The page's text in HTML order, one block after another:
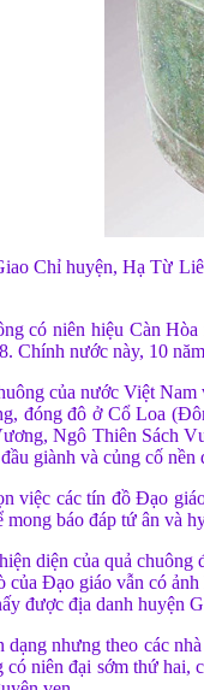
Chỉ huyện, Hạ Từ
có niên hiệu Càn
Chính nước này, 10
của nước Việt
đóng đô ở Cổ Loa
Ngô Thiên Sách
giành và củng cố nền
việc các tín đồ Ðạo
báo đáp tứ ân và
diện của quả
Ðạo giáo vẫn có
được địa danh
nhưng theo các
niên đại sớm thứ